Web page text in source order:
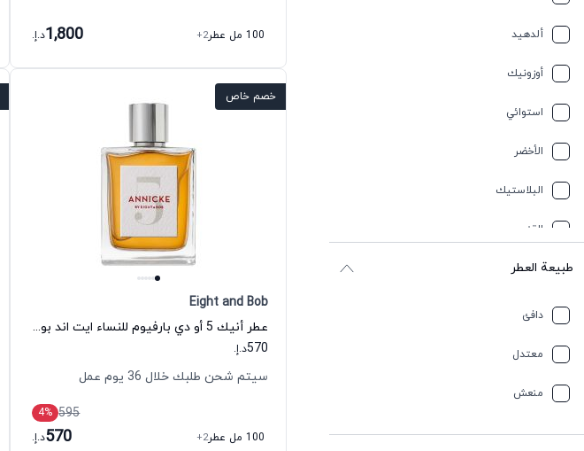
ألدهيد
أوزونيك
استوائي
الأخضر
البلاستيك
القنب
باتشولي
بحري
طبيعة العطر
دافئ
معتدل
منعش
100 مل عطر +2
1,800د.إ.
خصم خاص
Eight and Bob
عطر أنيك 5 أو دي بارفيوم للنساء ايت اند بوب
570د.إ.
سيتم شحن طلبك خلال 36 يوم عمل
595
4%
100 مل عطر
+2
570د.إ.